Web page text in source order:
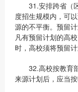
31.安排跨省（区
度招生规模内，可
源的不平衡。预留
凡有预留计划的高
时，高校须将预留
32.高校按教育部
来源计划后，应当